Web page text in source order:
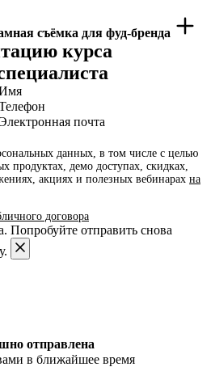
съёмка для фуд-бренда
курса
почта
данных, в том числе с целью
продуктах, демо доступах, скидках,
акциях и полезных вебинарах на
договора
отправить снова
отправлена
в ближайшее время